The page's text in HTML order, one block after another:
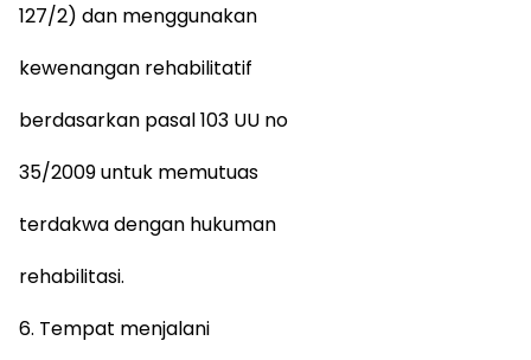
127/2) dan menggunakan
kewenangan rehabilitatif
berdasarkan pasal 103 UU no
35/2009 untuk memutuas
terdakwa dengan hukuman
rehabilitasi.
6. Tempat menjalani